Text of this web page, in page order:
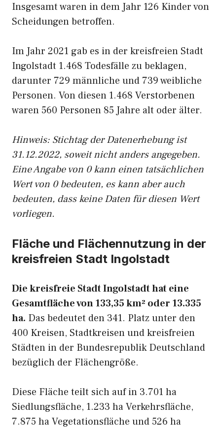
Insgesamt waren in dem Jahr 126 Kinder von
Scheidungen betroffen.
Im Jahr 2021 gab es in der kreisfreien Stadt
Ingolstadt 1.468 Todesfälle zu beklagen,
darunter 729 männliche und 739 weibliche
Personen. Von diesen 1.468 Verstorbenen
waren 560 Personen 85 Jahre alt oder älter.
Hinweis: Stichtag der Datenerhebung ist
31.12.2022, soweit nicht anders angegeben.
Eine Angabe von 0 kann einen tatsächlichen
Wert von 0 bedeuten, es kann aber auch
bedeuten, dass keine Daten für diesen Wert
vorliegen.
Fläche und Flächennutzung in der
kreisfreien Stadt Ingolstadt
Die kreisfreie Stadt Ingolstadt hat eine
Gesamtfläche von 133,35 km² oder 13.335
ha. Das bedeutet den 341. Platz unter den
400 Kreisen, Stadtkreisen und kreisfreien
Städten in der Bundesrepublik Deutschland
bezüglich der Flächengröße.
Diese Fläche teilt sich auf in 3.701 ha
Siedlungsfläche, 1.233 ha Verkehrsfläche,
7.875 ha Vegetationsfläche und 526 ha